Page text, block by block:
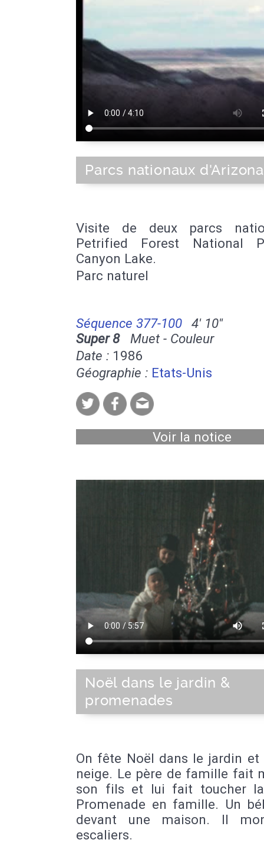
Parcs nationaux d'Arizona
Visite de deux parcs
Petrified Forest National
Canyon Lake.
Parc naturel
Séquence 377-100
4' 10''
Super 8Muet - Couleur
Date : 1986
Géographie : Etats-Unis
Voir la notice
Noël dans le jardin &
promenades
On fête Noël dans le jardin et
neige. Le père de famille fait
son fils et lui fait toucher
Promenade en famille. Un
devant une maison. Il
escaliers.